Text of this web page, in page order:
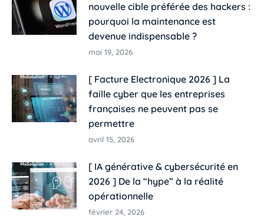
nouvelle cible préférée des hackers :
pourquoi la maintenance est
devenue indispensable ?
mai 19, 2026
[ Facture Electronique 2026 ] La
faille cyber que les entreprises
françaises ne peuvent pas se
permettre
avril 15, 2026
[ IA générative & cybersécurité en
2026 ] De la “hype” à la réalité
opérationnelle
février 24, 2026